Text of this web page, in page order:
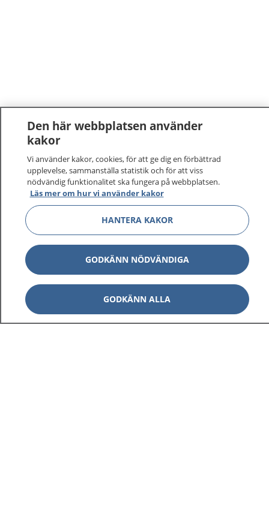
Den här webbplatsen använder
kakor
Vi använder kakor, cookies, för att ge dig en förbättrad
upplevelse, sammanställa statistik och för att viss
nödvändig funktionalitet ska fungera på webbplatsen.
Läs mer om hur vi använder kakor
HANTERA KAKOR
GODKÄNN NÖDVÄNDIGA
GODKÄNN ALLA